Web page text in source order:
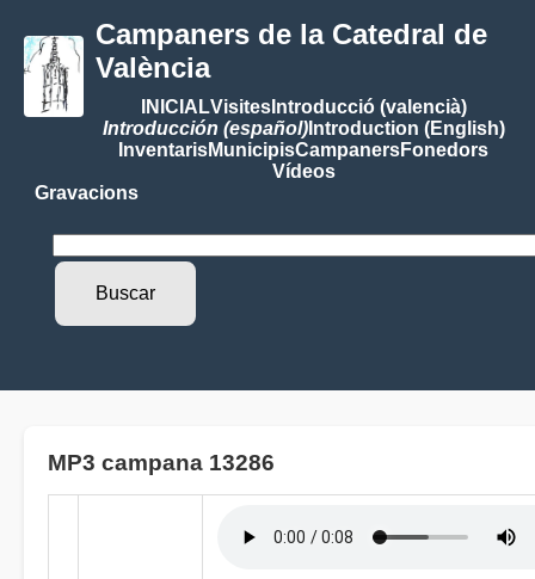
Campaners de la Catedral de
València
INICIALVisitesIntroducció (valencià)
Introducción (español)Introduction (English)
InventarisMunicipisCampanersFonedors
Vídeos
Gravacions
MP3 campana 13286